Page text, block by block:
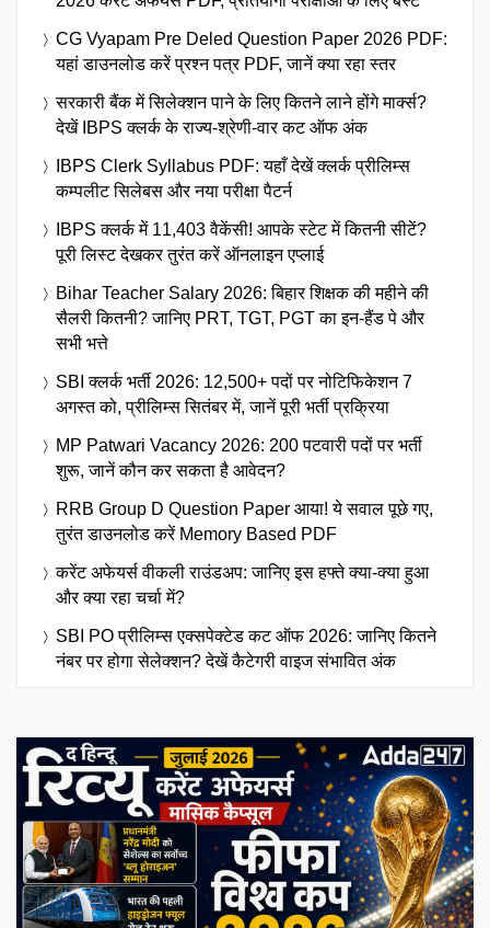
CG Vyapam Pre Deled Question Paper 2026 PDF:
यहां डाउनलोड करें प्रश्न पत्र PDF, जानें क्या रहा स्तर
सरकारी बैंक में सिलेक्शन पाने के लिए कितने लाने होंगे मार्क्स?
देखें IBPS क्लर्क के राज्य-श्रेणी-वार कट ऑफ अंक
IBPS Clerk Syllabus PDF: यहाँ देखें क्लर्क प्रीलिम्स
कम्पलीट सिलेबस और नया परीक्षा पैटर्न
IBPS क्लर्क में 11,403 वैकेंसी! आपके स्टेट में कितनी सीटें?
पूरी लिस्ट देखकर तुरंत करें ऑनलाइन एप्लाई
Bihar Teacher Salary 2026: बिहार शिक्षक की महीने की
सैलरी कितनी? जानिए PRT, TGT, PGT का इन-हैंड पे और
सभी भत्ते
SBI क्लर्क भर्ती 2026: 12,500+ पदों पर नोटिफिकेशन 7
अगस्त को, प्रीलिम्स सितंबर में, जानें पूरी भर्ती प्रक्रिया
MP Patwari Vacancy 2026: 200 पटवारी पदों पर भर्ती
शुरू, जानें कौन कर सकता है आवेदन?
RRB Group D Question Paper आया! ये सवाल पूछे गए,
तुरंत डाउनलोड करें Memory Based PDF
करेंट अफेयर्स वीकली राउंडअप: जानिए इस हफ्ते क्या-क्या हुआ
और क्या रहा चर्चा में?
SBI PO प्रीलिम्स एक्सपेक्टेड कट ऑफ 2026: जानिए कितने
नंबर पर होगा सेलेक्शन? देखें कैटेगरी वाइज संभावित अंक